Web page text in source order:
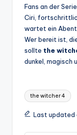
Fans an der
Ciri,
wartet ein
Wer bereit ist,
sollte the
dunkel, magisch
Tags:
the witcher 4
Last updated